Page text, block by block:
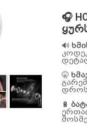
🎧
🔊
🤫
დროს
🔋